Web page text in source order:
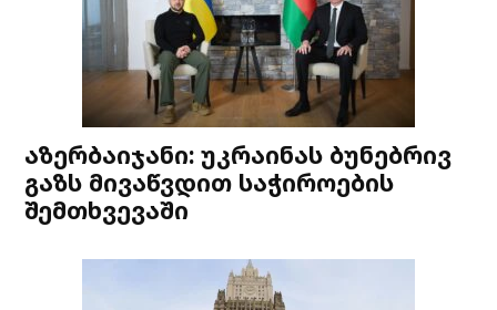
აზერბაიჯანი: უკრაინას ბუნებრივ
გაზს მივაწვდით საჭიროების
შემთხვევაში